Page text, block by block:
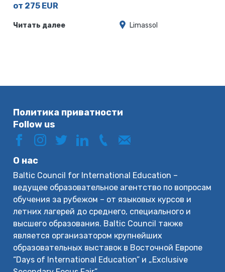
от 275 EUR
Читать далее Limassol
Политика приватности
Follow us
О нас
Baltic Council for International Education –
ведущее образовательное агентство по вопросам
обучения за рубежом – от языковых курсов и
летних лагерей до среднего, специального и
высшего образования. Baltic Council также
является организатором крупнейших
образовательных выставок в Восточной Европе
“Days of International Education” и „Exclusive